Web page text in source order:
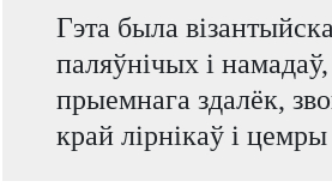
Гэта была
паляўнічых і
прыемнага здалёк,
край лірнікаў і цемры